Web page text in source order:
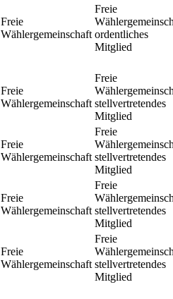
Freie
Wählergemeinschaft
Freie
ordentliches
Mitglied
Freie
Wählergemeinschaft
Freie
stellvertretendes
Mitglied
Freie
Wählergemeinschaft
Freie
stellvertretendes
Mitglied
Freie
Wählergemeinschaft
Freie
stellvertretendes
Mitglied
Freie
Wählergemeinschaft
Freie
stellvertretendes
Mitglied